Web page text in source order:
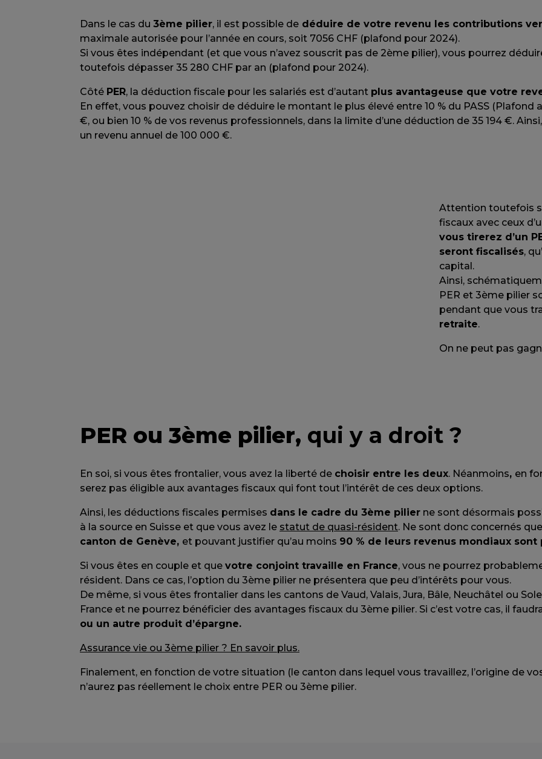
Dans le cas du 3ème pilier, il est possible de déduire de votre revenu les contributions
maximale autorisée pour l’année en cours, soit 7056 CHF (plafond pour 2024).
Si vous êtes indépendant (et que vous n’avez souscrit pas de 2ème pilier), vous pourrez
toutefois dépasser 35 280 CHF par an (plafond pour 2024).
Côté PER, la déduction fiscale pour les salariés est d’autant plus avantageuse que votre
En effet, vous pouvez choisir de déduire le montant le plus élevé entre 10 % du PASS (Plafond
€, ou bien 10 % de vos revenus professionnels, dans la limite d’une déduction de 35 194 €.
un revenu annuel de 100 000 €.
Attention toutefois
fiscaux avec ceux
vous tirerez d’un
seront fiscalisés,
capital.
Ainsi,
PER et 3ème pilier
pendant que vous
retraite.
On ne peut pas
PER ou 3ème pilier, qui y a droit ?
En soi, si vous êtes frontalier, vous avez la liberté de choisir entre les deux. Néanmoins, en
serez pas éligible aux avantages fiscaux qui font tout l’intérêt de ces deux options.
Ainsi, les déductions fiscales permises dans le cadre du 3ème pilier ne sont désormais
à la source en Suisse et que vous avez le statut de quasi-résident. Ne sont donc concernés
canton de Genève, et pouvant justifier qu’au moins 90 % de leurs revenus mondiaux sont
Si vous êtes en couple et que votre conjoint travaille en France, vous ne pourrez
résident. Dans ce cas, l’option du 3ème pilier ne présentera que peu d’intérêts pour vous.
De même, si vous êtes frontalier dans les cantons de Vaud, Valais, Jura, Bâle, Neuchâtel ou
France et ne pourrez bénéficier des avantages fiscaux du 3ème pilier. Si c’est votre cas, il
ou un autre produit d’épargne.
Assurance vie ou 3ème pilier ? En savoir plus.
Finalement, en fonction de votre situation (le canton dans lequel vous travaillez, l’origine de
n’aurez pas réellement le choix entre PER ou 3ème pilier.